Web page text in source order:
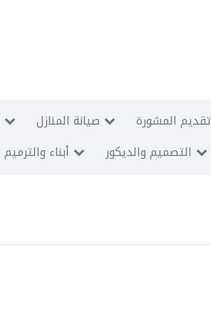
صيانة المنازل تقديم المشورة
أبناء والترميم التصميم والديكور